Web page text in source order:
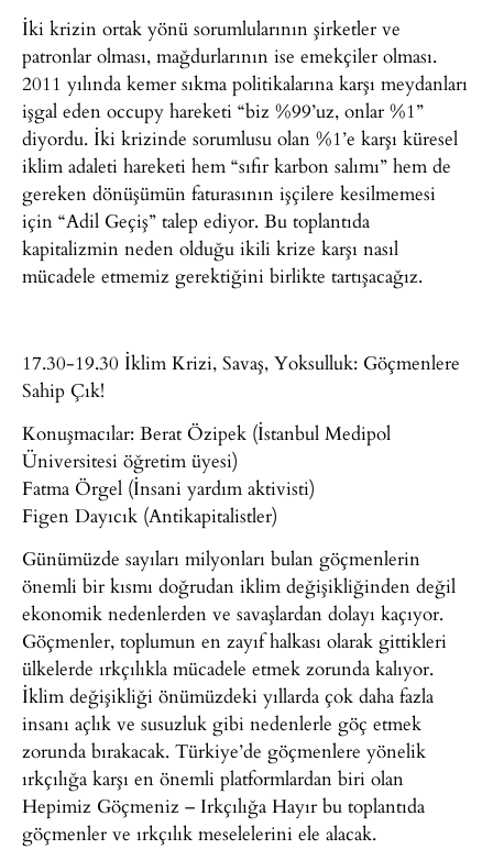
İki krizin ortak yönü sorumlularının şirketler ve
patronlar olması, mağdurlarının ise emekçiler olması.
2011 yılında kemer sıkma politikalarına karşı meydanları
işgal eden occupy hareketi “biz %99’uz, onlar %1”
diyordu. İki krizinde sorumlusu olan %1’e karşı küresel
iklim adaleti hareketi hem “sıfır karbon salımı” hem de
gereken dönüşümün faturasının işçilere kesilmemesi
için “Adil Geçiş” talep ediyor. Bu toplantıda
kapitalizmin neden olduğu ikili krize karşı nasıl
mücadele etmemiz gerektiğini birlikte tartışacağız.
17.30-19.30 İklim Krizi, Savaş, Yoksulluk: Göçmenlere
Sahip Çık!
Konuşmacılar: Berat Özipek (İstanbul Medipol
Üniversitesi öğretim üyesi)
Fatma Örgel (İnsani yardım aktivisti)
Figen Dayıcık (Antikapitalistler)
Günümüzde sayıları milyonları bulan göçmenlerin
önemli bir kısmı doğrudan iklim değişikliğinden değil
ekonomik nedenlerden ve savaşlardan dolayı kaçıyor.
Göçmenler, toplumun en zayıf halkası olarak gittikleri
ülkelerde ırkçılıkla mücadele etmek zorunda kalıyor.
İklim değişikliği önümüzdeki yıllarda çok daha fazla
insanı açlık ve susuzluk gibi nedenlerle göç etmek
zorunda bırakacak. Türkiye’de göçmenlere yönelik
ırkçılığa karşı en önemli platformlardan biri olan
Hepimiz Göçmeniz – Irkçılığa Hayır bu toplantıda
göçmenler ve ırkçılık meselelerini ele alacak.